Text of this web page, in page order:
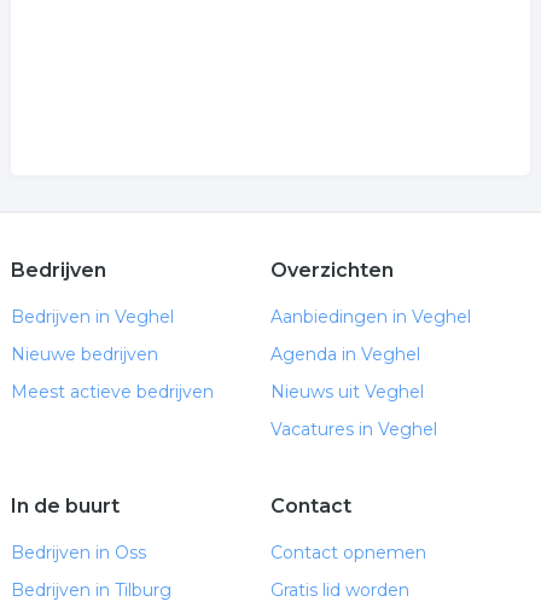
Bedrijven
Bedrijven in Veghel
Nieuwe bedrijven
Meest actieve bedrijven
Overzichten
Aanbiedingen in Veghel
Agenda in Veghel
Nieuws uit Veghel
Vacatures in Veghel
In de buurt
Bedrijven in Oss
Bedrijven in Tilburg
Contact
Contact opnemen
Gratis lid worden